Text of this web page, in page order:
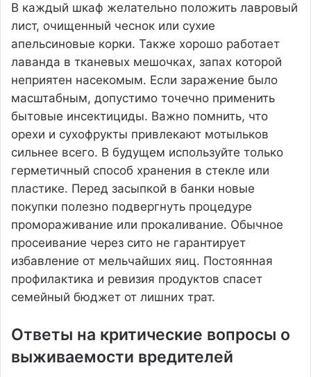
В каждый шкаф желательно положить лавровый
лист, очищенный чеснок или сухие
апельсиновые корки. Также хорошо работает
лаванда в тканевых мешочках, запах которой
неприятен насекомым. Если заражение было
масштабным, допустимо точечно применить
бытовые инсектициды. Важно помнить, что
орехи и сухофрукты привлекают мотыльков
сильнее всего. В будущем используйте только
герметичный способ хранения в стекле или
пластике. Перед засыпкой в банки новые
покупки полезно подвергнуть процедуре
промораживание или прокаливание. Обычное
просеивание через сито не гарантирует
избавление от мельчайших яиц. Постоянная
профилактика и ревизия продуктов спасет
семейный бюджет от лишних трат.
Ответы на критические вопросы о
выживаемости вредителей